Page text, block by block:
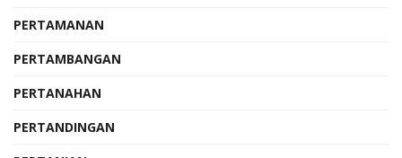
PERTAMANAN
PERTAMBANGAN
PERTANAHAN
PERTANDINGAN